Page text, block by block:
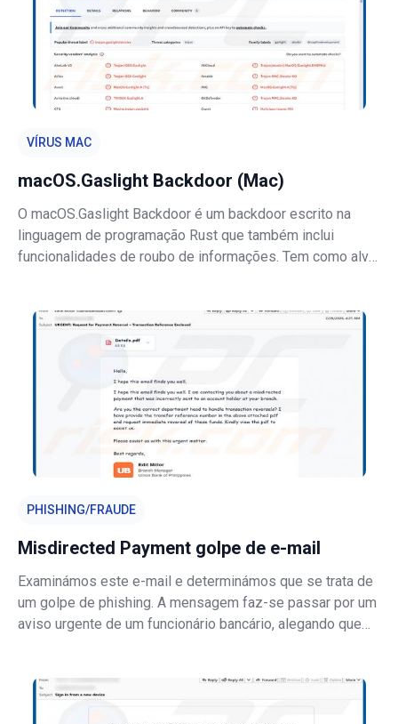
VÍRUS MAC
macOS.Gaslight Backdoor (Mac)
O macOS.Gaslight Backdoor é um backdoor escrito na
linguagem de programação Rust que também inclui
funcionalidades de roubo de informações. Tem como alvo
recolhem discretamente dados do dispositivo
PHISHING/FRAUDE
Misdirected Payment golpe de e-mail
Examinámos este e-mail e determinámos que se trata de
um golpe de phishing. A mensagem faz-se passar por um
aviso urgente de um funcionário bancário, alegando que
link dentro do PDF conduz a um sit